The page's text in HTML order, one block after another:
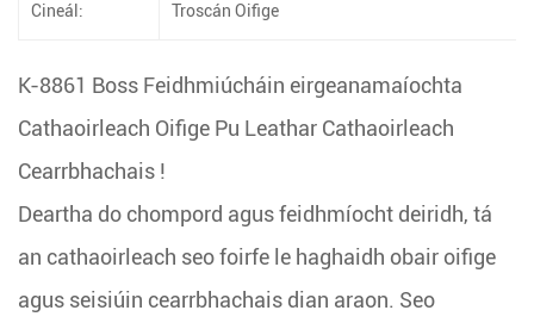
Cineál: Troscán Oifige
K-8861 Boss Feidhmiúcháin eirgeanamaíochta
Cathaoirleach Oifige Pu Leathar Cathaoirleach
Cearrbhachais !
Deartha do chompord agus feidhmíocht deiridh, tá
an cathaoirleach seo foirfe le haghaidh obair oifige
agus seisiúin cearrbhachais dian araon. Seo